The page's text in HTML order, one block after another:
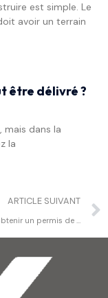
est simple. Le
avoir un terrain
être délivré ?
mais dans la
la
ARTICLE SUIVANT
Comment obtenir un permis de construire ? Quels documents dois-je fournir ?